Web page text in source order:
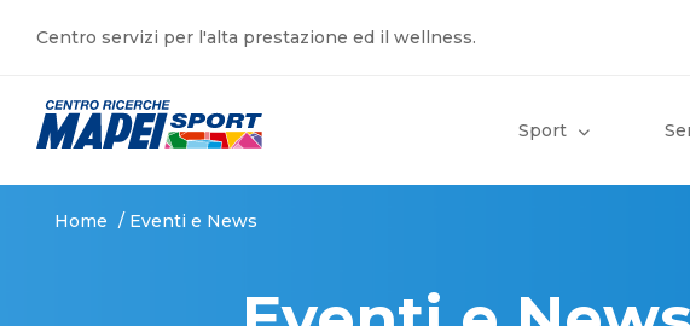
Centro servizi per l'alta prestazione ed il wellness.
Sport
Home / Eventi e News